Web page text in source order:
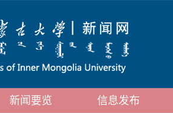
新闻要览 信息发布